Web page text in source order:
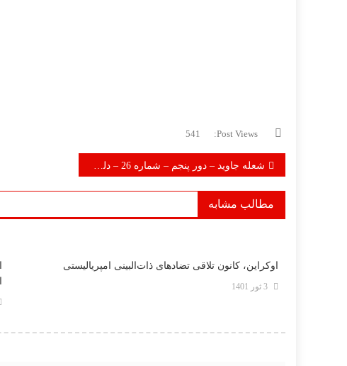
Post Views:
541
راهبری
نوشته
شعله جاوید – دور پنجم – شماره 26 – دلو 1404
مطالب مشابه
اوکراین، کانون تلاقی تضادهای ذات‌البینی امپریالیستی
3 ثور 1401